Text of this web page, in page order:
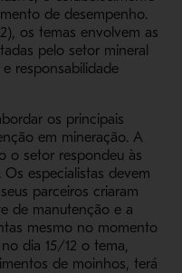
de desempenho.
os temas envolvem as
pelo setor mineral
responsabilidade
os principais
em mineração. A
o setor respondeu às
especialistas devem
parceiros criaram
de manutenção e a
mesmo no momento
dia 15/12 o tema,
de moinhos, terá